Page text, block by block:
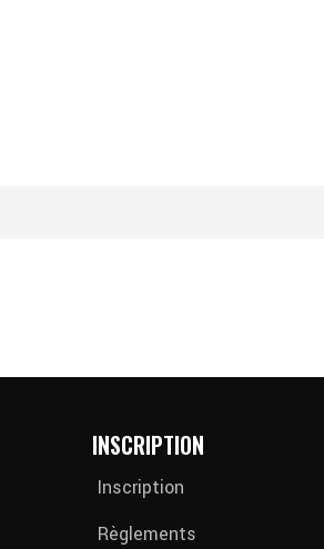
INSCRIPTION
Inscription
Règlements